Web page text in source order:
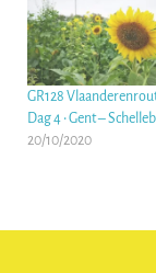
GR128
Dag 4 • Gent –
20/10/2020